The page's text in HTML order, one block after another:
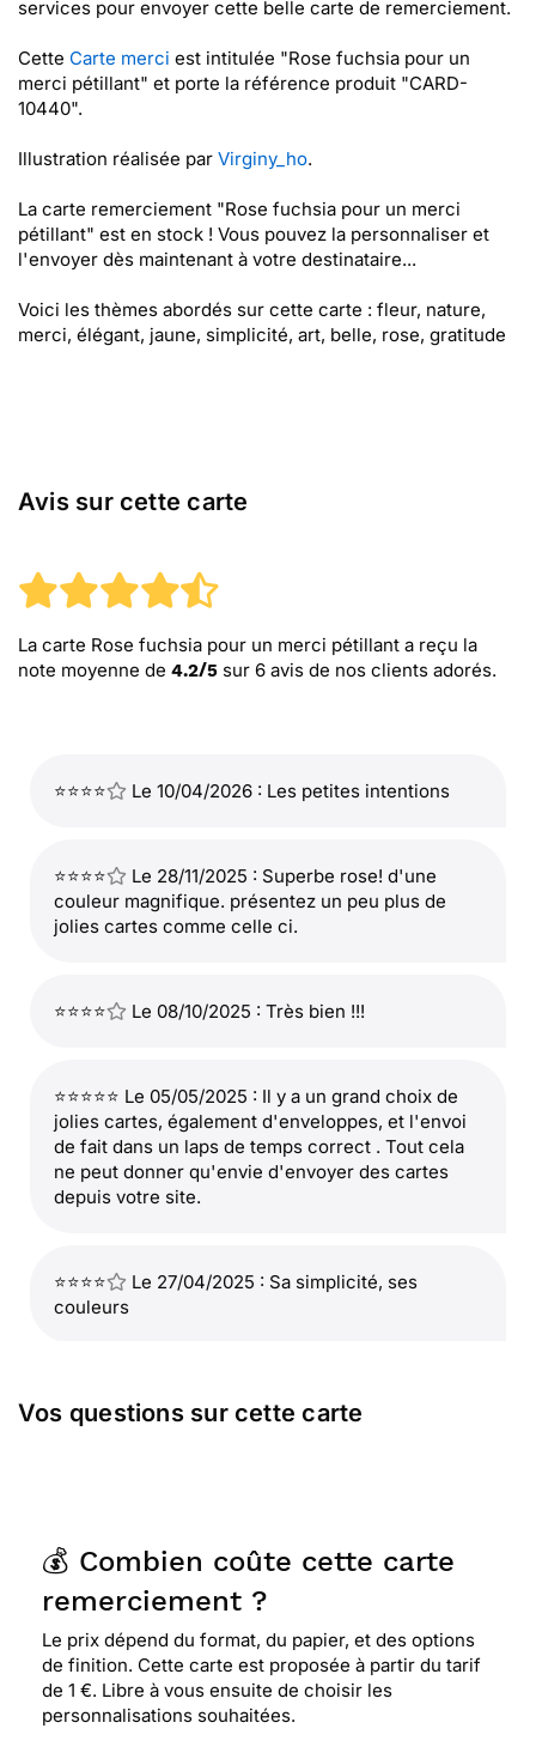
services pour envoyer cette belle carte de remerciement.
Cette Carte merci est intitulée "Rose fuchsia pour un
merci pétillant" et porte la référence produit "CARD-
10440".
Illustration réalisée par Virginy_ho.
La carte remerciement "Rose fuchsia pour un merci
pétillant" est en stock ! Vous pouvez la personnaliser et
l'envoyer dès maintenant à votre destinataire...
Voici les thèmes abordés sur cette carte : fleur, nature,
merci, élégant, jaune, simplicité, art, belle, rose, gratitude
Avis sur cette carte
La carte Rose fuchsia pour un merci pétillant a reçu la
note moyenne de 4.2/5 sur 6 avis de nos clients adorés.
⭐⭐⭐⭐ Le 10/04/2026 : Les petites intentions
⭐⭐⭐⭐
Le 28/11/2025 : Superbe rose! d'une
couleur magnifique. présentez un peu plus de
jolies cartes comme celle ci.
⭐⭐⭐⭐ Le 08/10/2025 : Très bien !!!
⭐⭐⭐⭐⭐ Le 05/05/2025 : Il y a un grand choix de
jolies cartes, également d'enveloppes, et l'envoi
de fait dans un laps de temps correct . Tout cela
ne peut donner qu'envie d'envoyer des cartes
depuis votre site.
⭐⭐⭐⭐
Le 27/04/2025 : Sa simplicité, ses
couleurs
Vos questions sur cette carte
💰 Combien coûte cette carte
remerciement ?
Le prix dépend du format, du papier, et des options
de finition. Cette carte est proposée à partir du tarif
de 1 €. Libre à vous ensuite de choisir les
personnalisations souhaitées.